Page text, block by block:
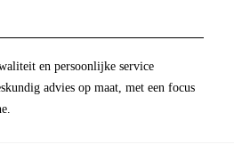
en persoonlijke service
advies op maat, met een focus